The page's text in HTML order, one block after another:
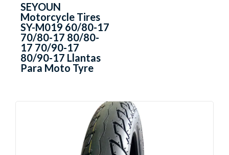
SEYOUN
Motorcycle Tires
SY-M019 60/80-17
70/80-17 80/80-
17 70/90-17
80/90-17 Llantas
Para Moto Tyre